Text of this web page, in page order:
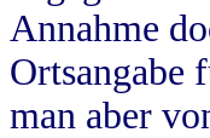
Annahme
Ortsangabe
man aber